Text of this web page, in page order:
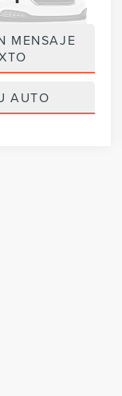
luego
MENSAJE
AUTO